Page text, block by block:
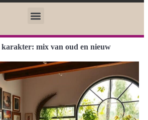
karakter: mix van oud en nieuw